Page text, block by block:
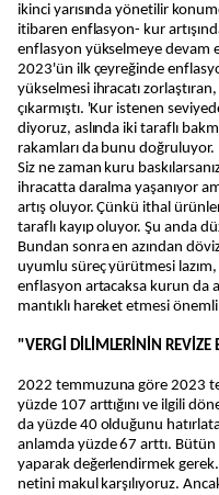
ikinci yarısında yönetilir
itibaren enflasyon- kur
enflasyon yükselmeye devam
2023'ün ilk çeyreğinde
yükselmesi ihracatı
çıkarmıştı. 'Kur istenen
diyoruz, aslında iki taraflı
rakamları da bunu doğruluyor.
Siz ne zaman kuru
ihracatta daralma yaşanıyor
artış oluyor. Çünkü ithal
taraflı kayıp oluyor. Şu anda
Bundan sonra en azından
uyumlu süreç yürütmesi
enflasyon artacaksa kurun da
mantıklı hareket etmesi
"VERGİ DİLİMLERİNİN REVİZE
2022 temmuzuna göre 2023
yüzde 107 arttığını ve ilgili
da yüzde 40 olduğunu
anlamda yüzde 67 arttı.
yaparak değerlendirmek gerek.
netini makul karşılıyoruz.